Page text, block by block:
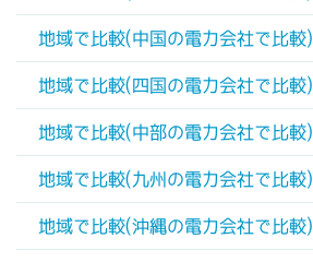
地域で比較(中国の電力会社で比較)
地域で比較(四国の電力会社で比較)
地域で比較(中部の電力会社で比較)
地域で比較(九州の電力会社で比較)
地域で比較(沖縄の電力会社で比較)